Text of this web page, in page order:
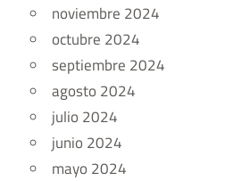
noviembre 2024
octubre 2024
septiembre 2024
agosto 2024
julio 2024
junio 2024
mayo 2024